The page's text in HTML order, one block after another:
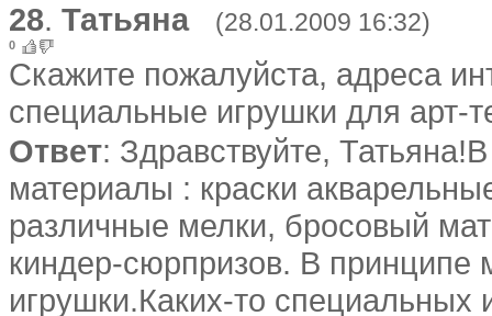
28. Татьяна (28.01.2009 16:32)
0
Скажите пожалуйста, адреса
специальные игрушки для арт-
Ответ: Здравствуйте,
материалы : краски
различные мелки, бросовый
киндер-сюрпризов. В принципе
игрушки.Каких-то специальных